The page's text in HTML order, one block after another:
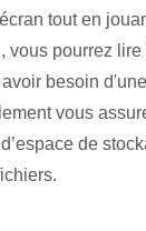
tout en
vous pourrez
besoin
vous
de